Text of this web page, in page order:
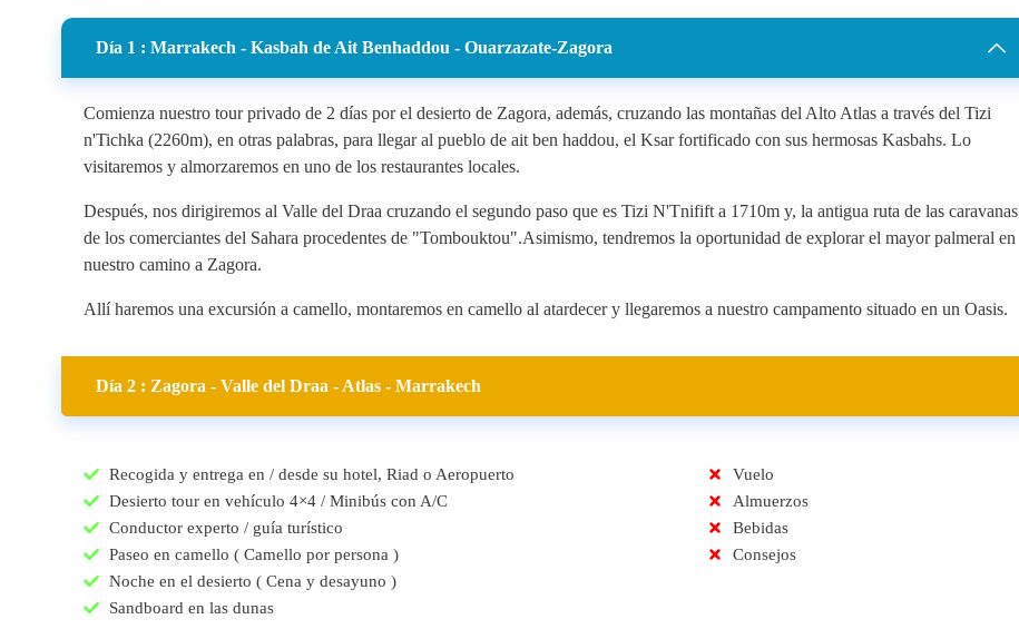
Día 1 : Marrakech - Kasbah de Ait Benhaddou - Ouarzazate-Zagora
Comienza nuestro tour privado de 2 días por el desierto de Zagora, además, cruzando las montañas del Alto Atlas a través del Tizi
n'Tichka (2260m), en otras palabras, para llegar al pueblo de ait ben haddou, el Ksar fortificado con sus hermosas Kasbahs. Lo
visitaremos y almorzaremos en uno de los restaurantes locales.
Después, nos dirigiremos al Valle del Draa cruzando el segundo paso que es Tizi N'Tnifift a 1710m y, la antigua ruta de las caravanas
de los comerciantes del Sahara procedentes de "Tombouktou".Asimismo, tendremos la oportunidad de explorar el mayor palmeral en
nuestro camino a Zagora.
Allí haremos una excursión a camello, montaremos en camello al atardecer y llegaremos a nuestro campamento situado en un Oasis.
Día 2 : Zagora - Valle del Draa - Atlas - Marrakech
Recogida y entrega en / desde su hotel, Riad o Aeropuerto
Desierto tour en vehículo 4×4 / Minibús con A/C
Conductor experto / guía turístico
Paseo en camello ( Camello por persona )
Noche en el desierto ( Cena y desayuno )
Sandboard en las dunas
Vuelo
Almuerzos
Bebidas
Consejos